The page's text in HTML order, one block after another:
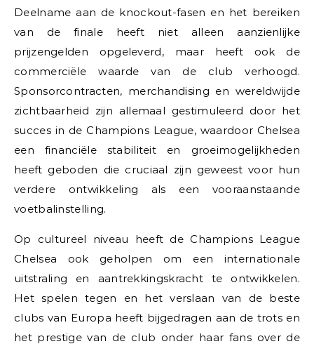
Deelname aan de knockout-fasen en het bereiken
van de finale heeft niet alleen aanzienlijke
prijzengelden opgeleverd, maar heeft ook de
commerciële waarde van de club verhoogd.
Sponsorcontracten, merchandising en wereldwijde
zichtbaarheid zijn allemaal gestimuleerd door het
succes in de Champions League, waardoor Chelsea
een financiële stabiliteit en groeimogelijkheden
heeft geboden die cruciaal zijn geweest voor hun
verdere ontwikkeling als een vooraanstaande
voetbalinstelling.
Op cultureel niveau heeft de Champions League
Chelsea ook geholpen om een internationale
uitstraling en aantrekkingskracht te ontwikkelen.
Het spelen tegen en het verslaan van de beste
clubs van Europa heeft bijgedragen aan de trots en
het prestige van de club onder haar fans over de